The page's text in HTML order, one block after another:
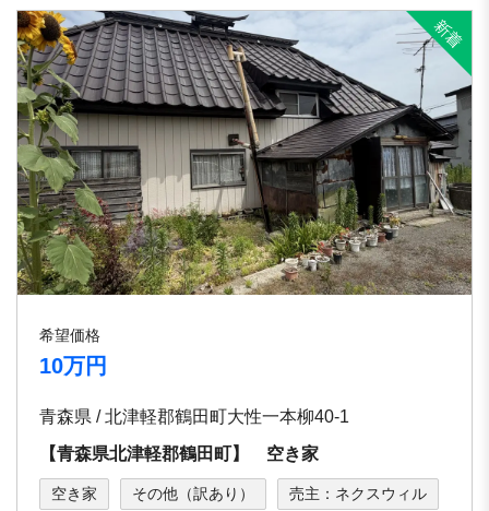
希望価格
10万円
青森県 / 北津軽郡鶴田町大性一本柳40-1
【青森県北津軽郡鶴田町】 空き家
空き家 その他（訳あり） 売主：ネクスウィル